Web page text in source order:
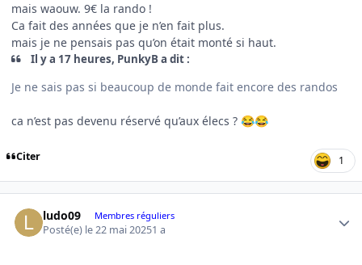
mais waouw. 9€ la rando !
Ca fait des années que je n’en fait plus.
mais je ne pensais pas qu’on était monté si haut.
Il y a 17 heures, PunkyB a dit :
Je ne sais pas si beaucoup de monde fait encore des randos
ca n’est pas devenu réservé qu’aux élecs ? 😂😂
Citer 1
ludo09 Membres réguliers
Posté(e) le 22 mai 20251 a